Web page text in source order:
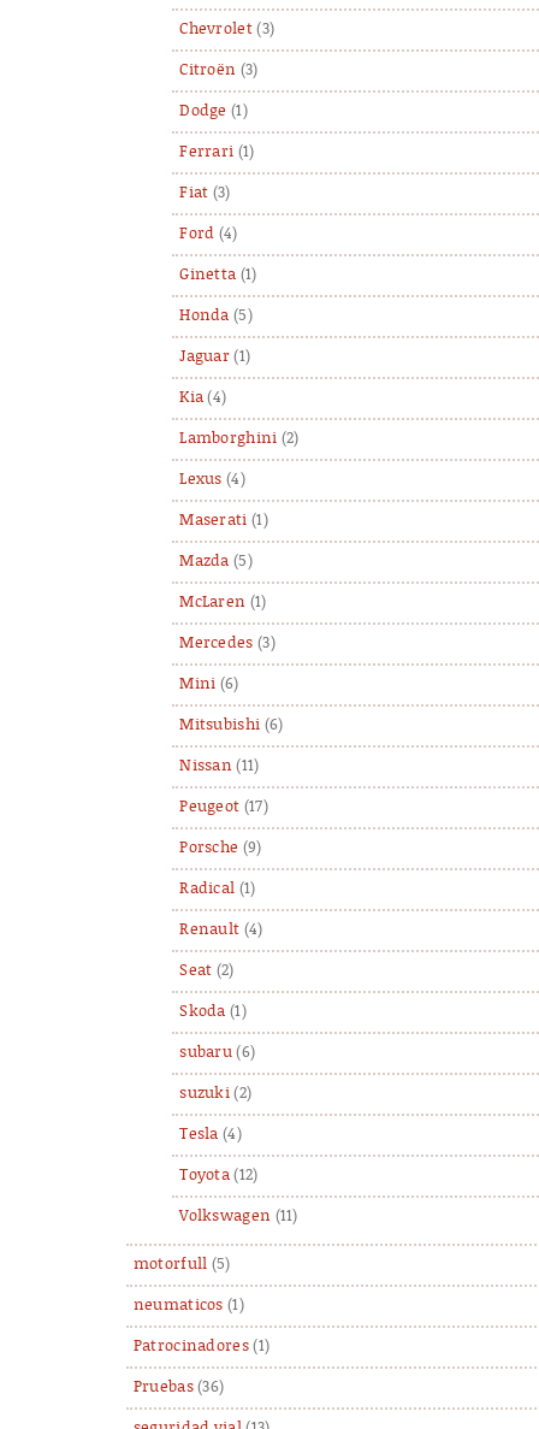
Chevrolet(3)
Citroën (3)
Dodge (1)
Ferrari (1)
Fiat (3)
Ford (4)
Ginetta (1)
Honda (5)
Jaguar (1)
Kia (4)
Lamborghini (2)
Lexus (4)
Maserati (1)
Mazda (5)
McLaren (1)
Mercedes (3)
Mini (6)
Mitsubishi (6)
Nissan (11)
Peugeot (17)
Porsche (9)
Radical (1)
Renault (4)
Seat (2)
Skoda (1)
subaru (6)
suzuki (2)
Tesla (4)
Toyota (12)
Volkswagen (11)
motorfull (5)
neumaticos (1)
Patrocinadores(1)
Pruebas(36)